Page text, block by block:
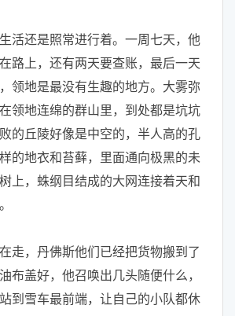
活还是照常进行着。一周七天，他
路上，还有两天要查账，最后一天
领地是最没有生趣的地方。大雾弥
领地连绵的群山里，到处都是坑坑
的丘陵好像是中空的，半人高的孔
的地衣和苔藓，里面通向极黑的未
上，蛛纲目结成的大网连接着天和
走，丹佛斯他们已经把货物搬到了
布盖好，他召唤出几头随便什么，
到雪车最前端，让自己的小队都休